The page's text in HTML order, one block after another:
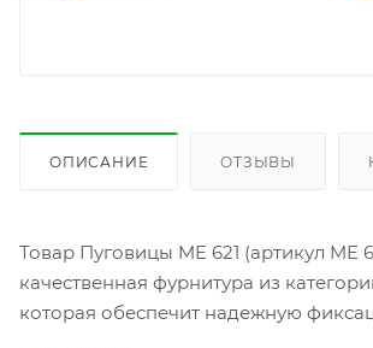
ОПИСАНИЕ ОТЗЫВЫ
Товар Пуговицы ME 621 (артикул ME
качественная фурнитура из
которая обеспечит надежную